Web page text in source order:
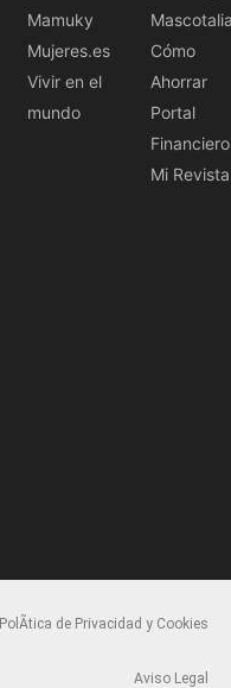
Mamuky
Mujeres.es
Vivir en el
mundo
Cómo
Ahorrar
Portal
Financiero
Mi Revista
PolÃ­tica de Privacidad y Cookies
Aviso Legal